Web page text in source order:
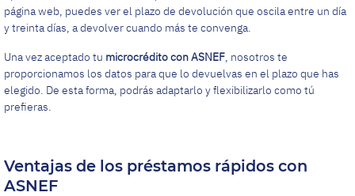
página web, puedes ver el plazo de devolución que oscila entre un día
y treinta días, a devolver cuando más te convenga.
Una vez aceptado tu microcrédito con ASNEF, nosotros te
proporcionamos los datos para que lo devuelvas en el plazo que has
elegido. De esta forma, podrás adaptarlo y flexibilizarlo como tú
prefieras.
Ventajas de los préstamos rápidos con
ASNEF